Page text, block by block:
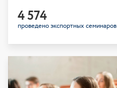
4 574
проведено экспортных семинаров